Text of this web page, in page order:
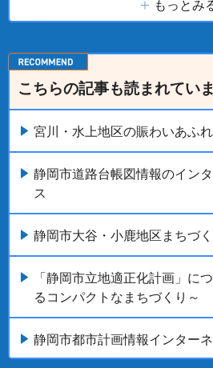
もっとみ
こちらの記事も読まれていま
宮川・水上地区の賑わいあふ
静岡市道路台帳図情報のイン
ス
静岡市大谷・小鹿地区まちづ
「静岡市立地適正化計画」に
るコンパクトなまちづくり～
静岡市都市計画情報インター